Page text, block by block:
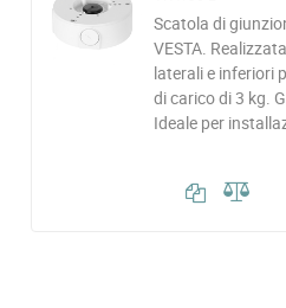
Scatola di
VESTA.
laterali e inferiori
di carico di 3 kg.
Ideale per